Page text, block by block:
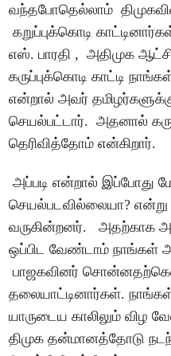
வந்தபோதெல்லாம்
கறுப்புக்கொடி
எஸ். பாரதி , அதிமுக
கருப்புக்கொடி காட்டி
என்றால் அவர்
செயல்பட்டார். அதனால்
தெரிவித்தோம் என்கிறார்.
அப்படி என்றால் இப்போது
செயல்படவில்லையா? என்று
வருகின்றனர். அதற்காக
ஒப்பிட வேண்டாம் நாங்கள்
பாஜகவினர்
தலையாட்டினார்கள்.
யாருடைய காலிலும் விழ
திமுக தன்மானத்தோடு